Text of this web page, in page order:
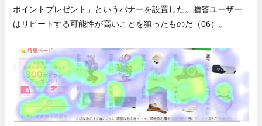
ポイントプレゼント」というバナーを設置した。贈答ユーザー
はリピートする可能性が高いことを狙ったものだ（06）。